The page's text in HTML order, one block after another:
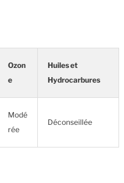
Ozon
e
Huiles et
Hydrocarbures
Modé
rée
Déconseillée